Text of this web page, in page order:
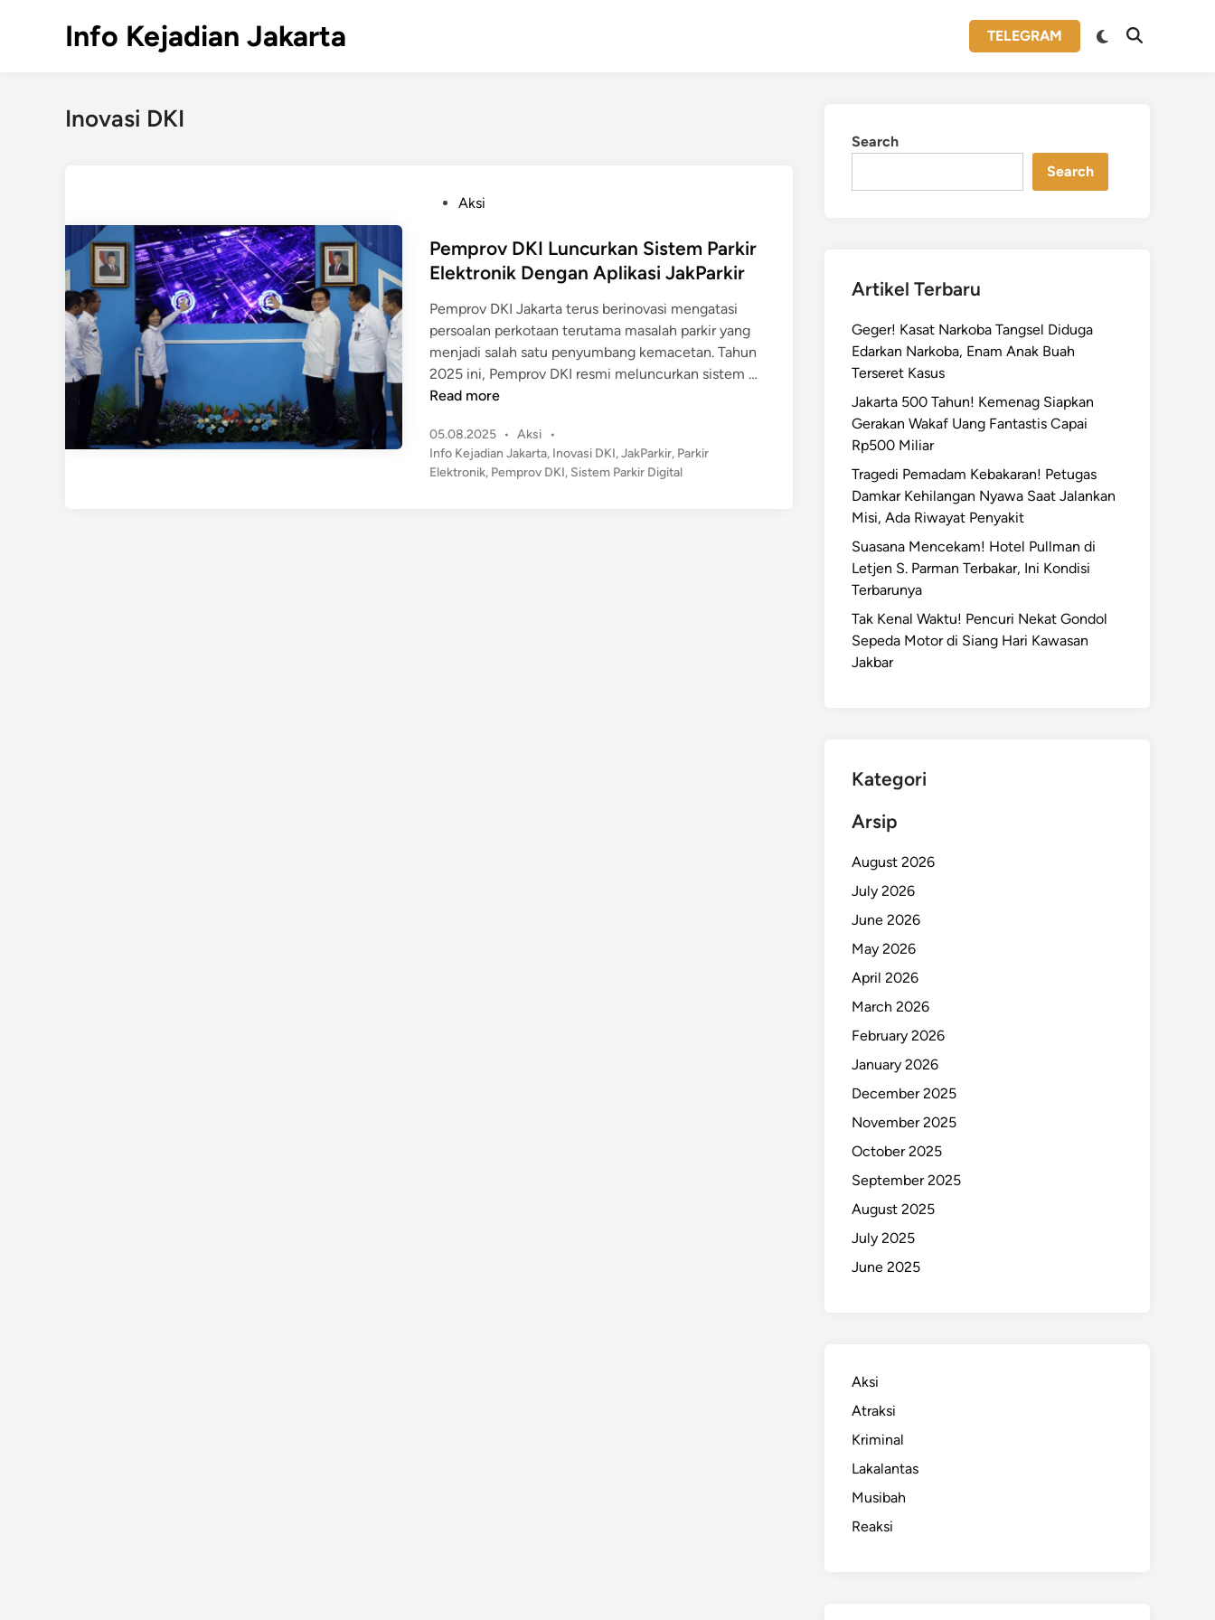
Info Kejadian Jakarta TELEGRAM
Switch
Open
Inovasi DKI
s
t
d
i
n
Aksi
Pemprov DKI Luncurkan Sistem Parkir
Elektronik Dengan Aplikasi JakParkir
Pemprov DKI Jakarta terus berinovasi mengatasi
persoalan perkotaan terutama masalah parkir yang
menjadi salah satu penyumbang kemacetan. Tahun
2025 ini, Pemprov DKI resmi meluncurkan sistem …P
Read more
05.08.2025 • P
o
s
Aksi
•
Info Kejadian Jakarta, Inovasi DKI,JakParkir, Parkir
Elektronik, Pemprov DKI, Sistem Parkir Digital
Search
Search
Artikel Terbaru
Geger! Kasat Narkoba Tangsel Diduga
Edarkan Narkoba, Enam Anak Buah
Terseret Kasus
Jakarta 500 Tahun! Kemenag Siapkan
Gerakan Wakaf Uang Fantastis Capai
Rp500 Miliar
Tragedi Pemadam Kebakaran! Petugas
Damkar Kehilangan Nyawa Saat Jalankan
Misi, Ada Riwayat Penyakit
Suasana Mencekam! Hotel Pullman di
Letjen S. Parman Terbakar, Ini Kondisi
Terbarunya
Tak Kenal Waktu! Pencuri Nekat Gondol
Sepeda Motor di Siang Hari Kawasan
Jakbar
Kategori
Arsip
August 2026
July 2026
June 2026
May 2026
April 2026
March 2026
February 2026
January 2026
December 2025
November 2025
October 2025
September 2025
August 2025
July 2025
June 2025
Aksi
Atraksi
Kriminal
Lakalantas
Musibah
Reaksi